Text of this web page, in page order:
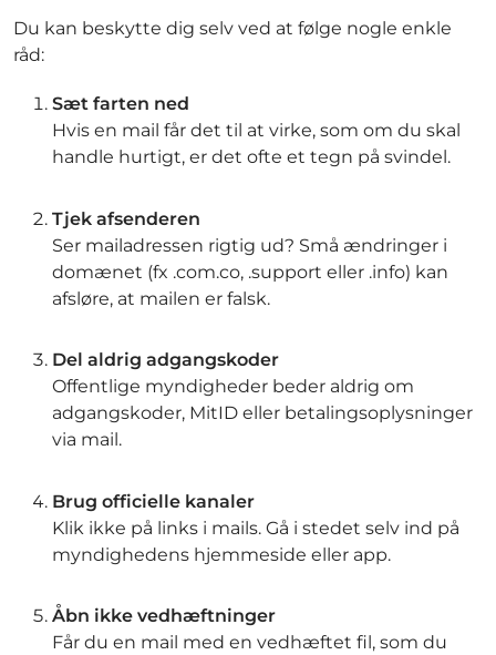
Du kan beskytte dig selv ved at følge nogle enkle
råd:
Sæt farten ned
Hvis en mail får det til at virke, som om du skal
handle hurtigt, er det ofte et tegn på svindel.
Tjek afsenderen
Ser mailadressen rigtig ud? Små ændringer i
domænet (fx .com.co, .support eller .info) kan
afsløre, at mailen er falsk.
Del aldrig adgangskoder
Offentlige myndigheder beder aldrig om
adgangskoder, MitID eller betalingsoplysninger
via mail.
Brug officielle kanaler
Klik ikke på links i mails. Gå i stedet selv ind på
myndighedens hjemmeside eller app.
Åbn ikke vedhæftninger
Får du en mail med en vedhæftet fil, som du